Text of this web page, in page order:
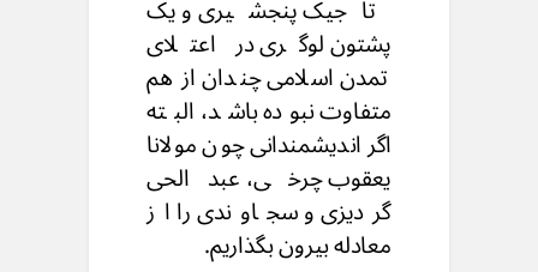
تاجیک پنجشیری و یک
پشتون لوگری در اعتلای
تمدن اسلامی چندان از هم
متفاوت نبوده باشد، البته
اگر اندیشمندانی چون مولانا
یعقوب چرخی، عبدالحی
گردیزی و سجاوندی را از
معادله بیرون بگذاریم.